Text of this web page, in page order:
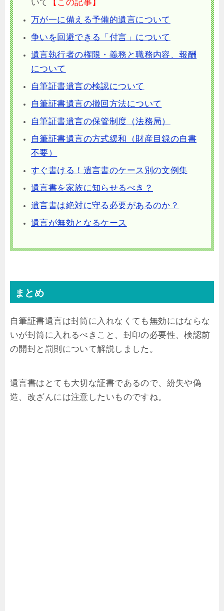
いて
【この記事】
万が一に備える予備的遺言について
争いを回避できる「付言」について
遺言執行者の権限・義務と職務内容、報酬
について
自筆証書遺言の検認について
自筆証書遺言の撤回方法について
自筆証書遺言の保管制度（法務局）
自筆証書遺言の方式緩和（財産目録の自書
不要）
すぐ書ける！遺言書のケース別の文例集
遺言書を家族に知らせるべき？
遺言書は絶対に守る必要があるのか？
遺言が無効となるケース
まとめ
自筆証書遺言は封筒に入れなくても無効にはならな
いが封筒に入れるべきこと、封印の必要性、検認前
の開封と罰則について解説しました。
遺言書はとても大切な証書であるので、紛失や偽
造、改ざんには注意したいものですね。